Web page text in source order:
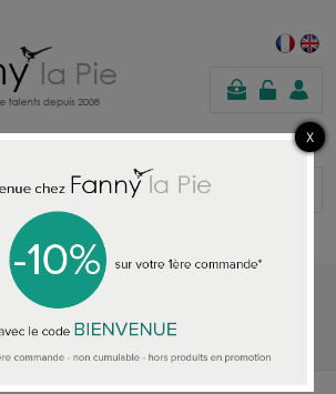
shopping
cart
LES FEMMES A BARBES EARRINGS